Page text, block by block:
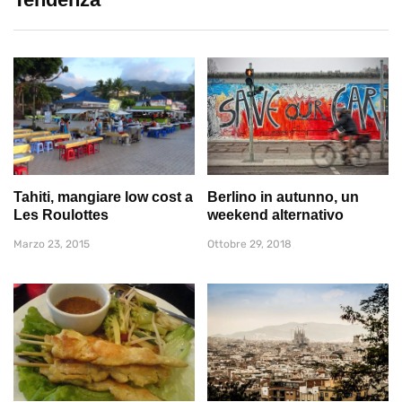
Tahiti, mangiare low cost a
Les Roulottes
Marzo 23, 2015
Berlino in autunno, un
weekend alternativo
Ottobre 29, 2018